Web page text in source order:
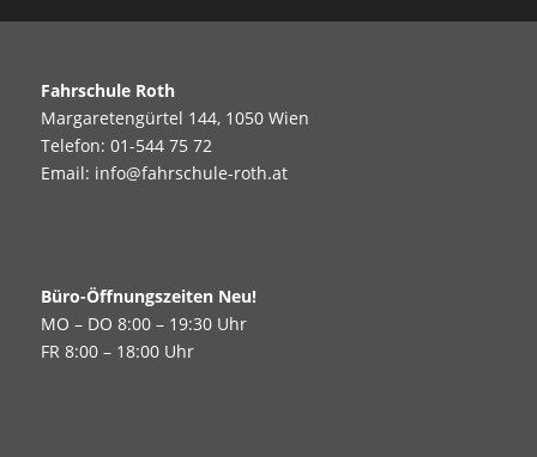
Fahrschule Roth
Margaretengürtel 144, 1050 Wien
Telefon: 01-544 75 72
Email: info@fahrschule-roth.at
Büro-Öffnungszeiten Neu!
MO – DO 8:00 – 19:30 Uhr
FR 8:00 – 18:00 Uhr